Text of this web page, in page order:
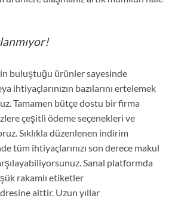
buluştuğu ürünler sayesinde
ihtiyaçlarınızın bazılarını ertelemek
Tamamen bütçe dostu bir firma
çeşitli ödeme seçenekleri ve
Sıklıkla düzenlenen indirim
tüm ihtiyaçlarınızı son derece makul
Sanal platformda
rakamlı etiketler
aittir. Uzun yıllar